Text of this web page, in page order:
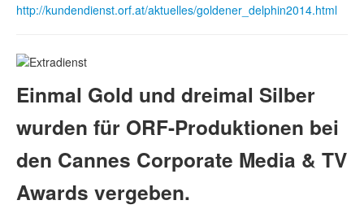
http://kundendienst.orf.at/aktuelles/goldener_delphin2014.html
Einmal Gold und dreimal Silber
wurden für ORF-Produktionen bei
den Cannes Corporate Media & TV
Awards vergeben.